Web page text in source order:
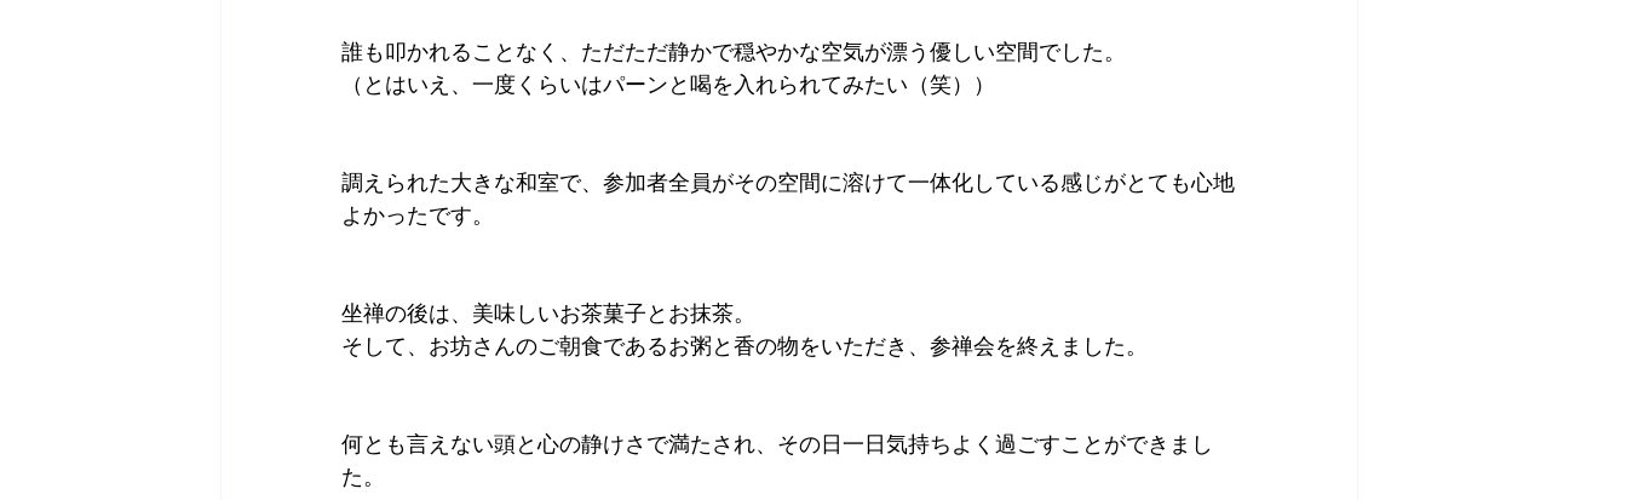
誰も叩かれることなく、ただただ静かで穏やかな空気が漂う優しい空間でした。
（とはいえ、一度くらいはパーンと喝を入れられてみたい（笑））
調えられた大きな和室で、参加者全員がその空間に溶けて一体化している感じがとても心地
よかったです。
坐禅の後は、美味しいお茶菓子とお抹茶。
そして、お坊さんのご朝食であるお粥と香の物をいただき、参禅会を終えました。
何とも言えない頭と心の静けさで満たされ、その日一日気持ちよく過ごすことができまし
た。